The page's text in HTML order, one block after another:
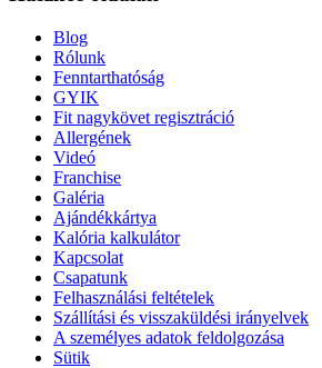
Blog
Rólunk
Fenntarthatóság
GYIK
Fit nagykövet regisztráció
Allergének
Videó
Franchise
Galéria
Ajándékkártya
Kalória kalkulátor
Kapcsolat
Csapatunk
Felhasználási feltételek
Szállítási és visszaküldési irányelvek
A személyes adatok feldolgozása
Sütik